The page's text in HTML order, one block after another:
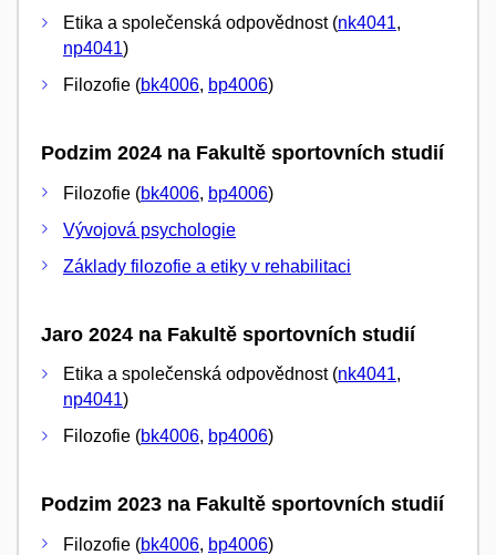
Etika a společenská odpovědnost (nk4041,
np4041)
Filozofie (bk4006, bp4006)
Podzim 2024 na Fakultě sportovních studií
Filozofie (bk4006, bp4006)
Vývojová psychologie
Základy filozofie a etiky v rehabilitaci
Jaro 2024 na Fakultě sportovních studií
Etika a společenská odpovědnost (nk4041,
np4041)
Filozofie (bk4006, bp4006)
Podzim 2023 na Fakultě sportovních studií
Filozofie (bk4006, bp4006)